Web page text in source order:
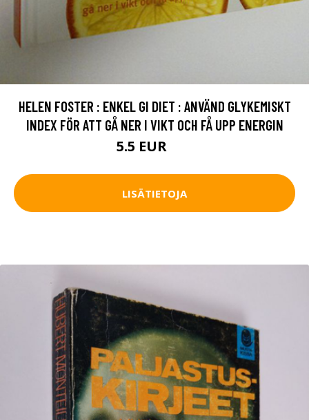
HELEN FOSTER : ENKEL GI DIET : ANVÄND GLYKEMISKT
INDEX FÖR ATT GÅ NER I VIKT OCH FÅ UPP ENERGIN
5.5 EUR
LISÄTIETOJA